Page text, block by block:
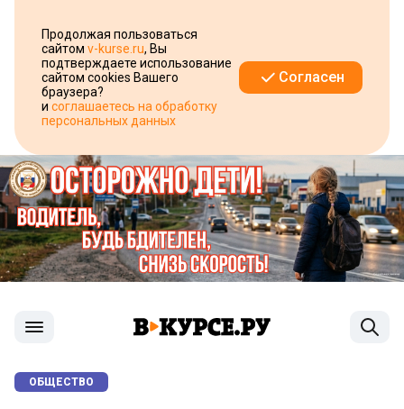
Продолжая пользоваться
сайтом v-kurse.ru, Вы
подтверждаете использование
сайтом cookies Вашего
браузера?
и соглашаетесь на обработку
персональных данных
Согласен
ОБЩЕСТВО